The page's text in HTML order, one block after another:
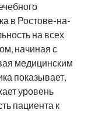
в Ростове-на-
на всех
начиная с
медицинским
показывает,
уровень
пациента к